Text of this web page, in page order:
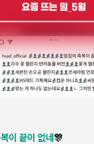
이 끝이 없네🎊